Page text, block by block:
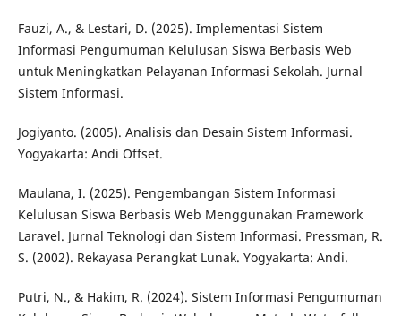
Fauzi, A., & Lestari, D. (2025). Implementasi Sistem
Informasi Pengumuman Kelulusan Siswa Berbasis Web
untuk Meningkatkan Pelayanan Informasi Sekolah. Jurnal
Sistem Informasi.
Jogiyanto. (2005). Analisis dan Desain Sistem Informasi.
Yogyakarta: Andi Offset.
Maulana, I. (2025). Pengembangan Sistem Informasi
Kelulusan Siswa Berbasis Web Menggunakan Framework
Laravel. Jurnal Teknologi dan Sistem Informasi. Pressman, R.
S. (2002). Rekayasa Perangkat Lunak. Yogyakarta: Andi.
Putri, N., & Hakim, R. (2024). Sistem Informasi Pengumuman